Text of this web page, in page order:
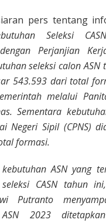
pers tentang
Seleksi
Perjanjian
seleksi calon ASN
543.593 dari total
melalui
Sementara
Negeri Sipil (CPNS)
formasi.
ASN yang
CASN tahun
Putranto
ASN 2023